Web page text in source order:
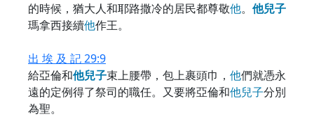
的時候，猶大人和耶路撒冷的居民都尊敬他。 他兒子
瑪拿西接續他作王。
出 埃 及 記 29:9
給亞倫和他兒子束上腰帶，包上裹頭巾， 他們就憑永
遠的定例得了祭司的職任。又要將亞倫和他兒子分別
為聖。